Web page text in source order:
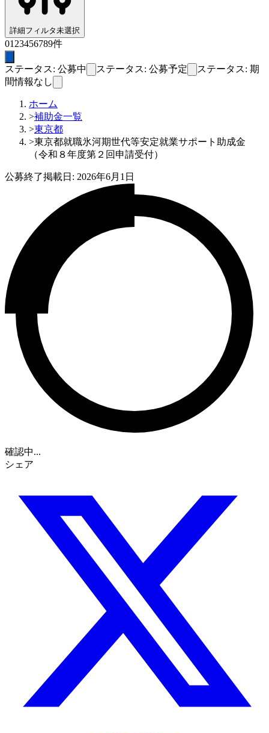
詳細フィルタ未選択
01 23456789件
ステータス: 公募中 ステータス: 公募予定
ステータス: 期
間情報なし
ホーム
>補助金一覧
>東京都
>東京都就職氷河期世代等安定就業サポート助成金
（令和８年度第２回申請受付）
公募終了掲載日: 2026年6月1日
確認中...
シェア